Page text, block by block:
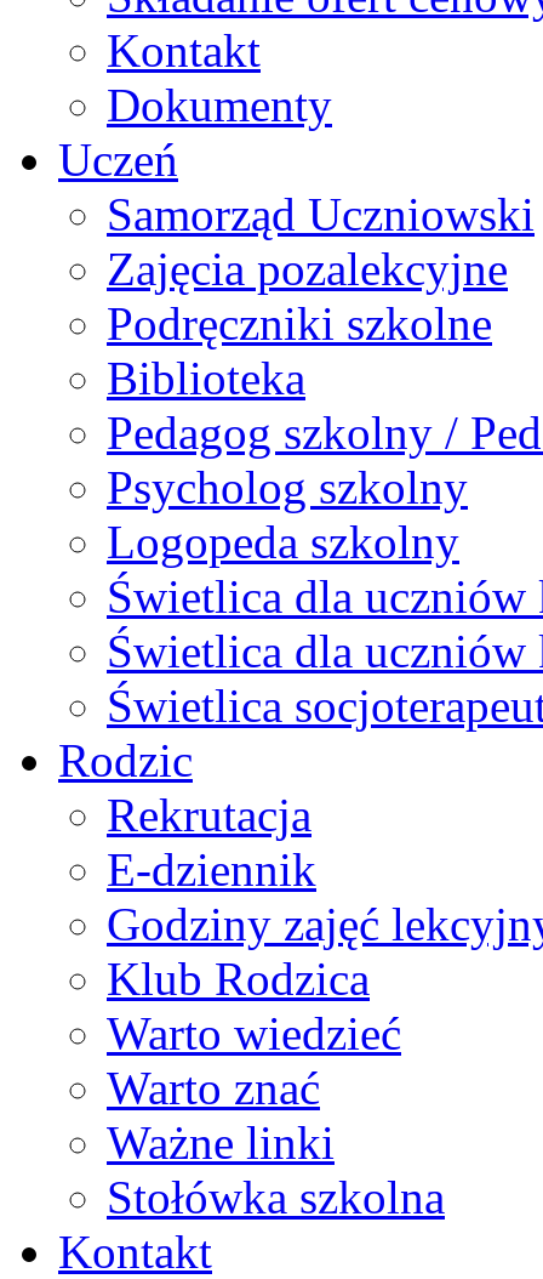
Kontakt
Dokumenty
Uczeń
Samorząd Uczniowski
Zajęcia pozalekcyjne
Podręczniki szkolne
Biblioteka
Pedagog szkolny /
Psycholog szkolny
Logopeda szkolny
Świetlica dla uczniów
Świetlica dla
Świetlica
Rodzic
Rekrutacja
E-dziennik
Godziny zajęć
Klub Rodzica
Warto wiedzieć
Warto znać
Ważne linki
Stołówka szkolna
Kontakt